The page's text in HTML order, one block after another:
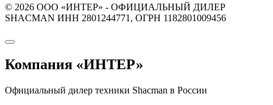
© 2026 ООО «ИНТЕР» - ОФИЦИАЛЬНЫЙ ДИЛЕР
SHACMAN ИНН 2801244771, ОГРН 1182801009456
Компания «ИНТЕР»
Официальный дилер техники Shacman в России